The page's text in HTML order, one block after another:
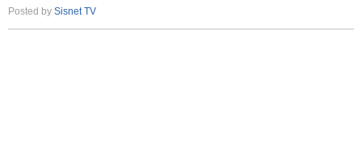
Posted by Sisnet TV